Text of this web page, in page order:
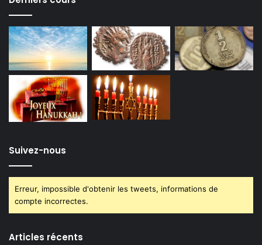
Suivez-nous
Erreur, impossible d'obtenir les tweets, informations de
compte incorrectes.
Articles récents